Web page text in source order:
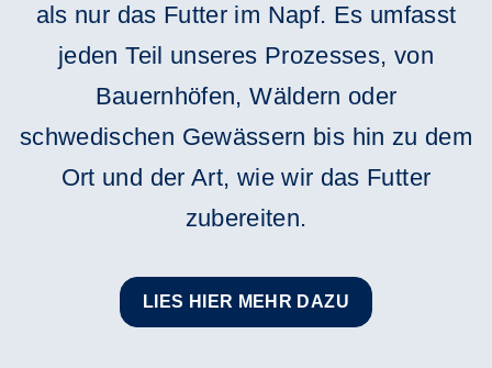
als nur das Futter im Napf. Es umfasst
jeden Teil unseres Prozesses, von
Bauernhöfen, Wäldern oder
schwedischen Gewässern bis hin zu dem
Ort und der Art, wie wir das Futter
zubereiten.
LIES HIER MEHR DAZU